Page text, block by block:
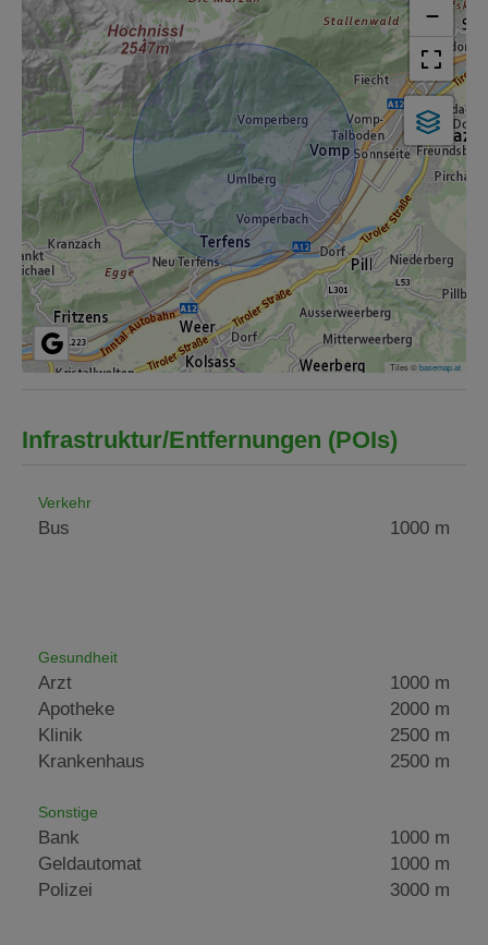
−
Tiles ©basemap.at
Infrastruktur/Entfernungen (POIs)
Verkehr
Bus 1000 m
Gesundheit
Arzt
1000 m
Apotheke
2000 m
Klinik
2500 m
Krankenhaus
2500 m
Sonstige
Bank
1000 m
Geldautomat
1000 m
Polizei
3000 m